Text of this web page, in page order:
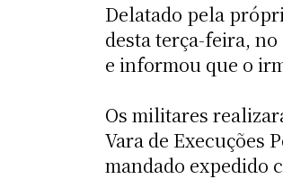
Delatado pela
desta terça-feira,
e informou que o
Os militares
Vara de Execuções
mandado expedido